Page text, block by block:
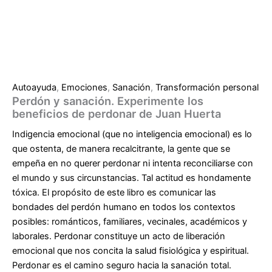
Autoayuda, Emociones, Sanación, Transformación personal
Perdón y sanación. Experimente los
beneficios de perdonar de Juan Huerta
Indigencia emocional (que no inteligencia emocional) es lo
que ostenta, de manera recalcitrante, la gente que se
empeña en no querer perdonar ni intenta reconciliarse con
el mundo y sus circunstancias. Tal actitud es hondamente
tóxica. El propósito de este libro es comunicar las
bondades del perdón humano en todos los contextos
posibles: románticos, familiares, vecinales, académicos y
laborales. Perdonar constituye un acto de liberación
emocional que nos concita la salud fisiológica y espiritual.
Perdonar es el camino seguro hacia la sanación total.